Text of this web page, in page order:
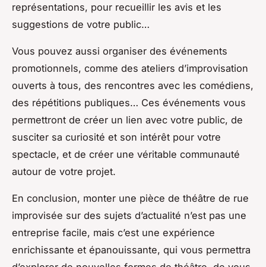
représentations, pour recueillir les avis et les
suggestions de votre public…
Vous pouvez aussi organiser des événements
promotionnels, comme des ateliers d’improvisation
ouverts à tous, des rencontres avec les comédiens,
des répétitions publiques… Ces événements vous
permettront de créer un lien avec votre public, de
susciter sa curiosité et son intérêt pour votre
spectacle, et de créer une véritable communauté
autour de votre projet.
En conclusion, monter une pièce de théâtre de rue
improvisée sur des sujets d’actualité n’est pas une
entreprise facile, mais c’est une expérience
enrichissante et épanouissante, qui vous permettra